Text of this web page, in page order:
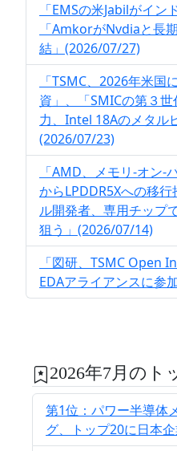
「EMSの米Jabilがイン
「AmkorがNvdiaと長
結」(2026/07/27)
「TSMC、2026年米国
資」、「SMICの第３
力、Intel 18Aのメタル
(2026/07/23)
「AMD、メモリ-オン-
からLPDDR5Xへの移
ル開発者、専用チップ
狙う」(2026/07/14)
「図研、TSMC
EDAアライアンスに参
2026年7月のト
第1位：パワー半導体
グ、トップ20に日本